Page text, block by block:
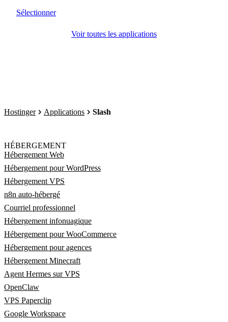
Sélectionner
Voir toutes les applications
Hostinger Applications Slash
HÉBERGEMENT
Hébergement Web
Hébergement pour WordPress
Hébergement VPS
n8n auto-hébergé
Courriel professionnel
Hébergement infonuagique
Hébergement pour WooCommerce
Hébergement pour agences
Hébergement Minecraft
Agent Hermes sur VPS
OpenClaw
VPS Paperclip
Google Workspace